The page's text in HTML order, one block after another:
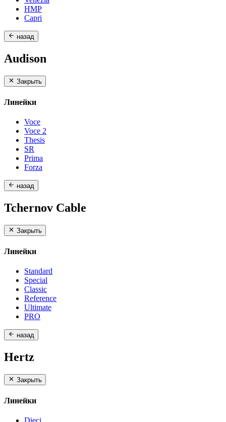
HMP
Capri
назад
Audison
Закрыть
Линейки
Voce
Voce 2
Thesis
SR
Prima
Forza
назад
Tchernov Cable
Закрыть
Линейки
Standard
Special
Classic
Reference
Ultimate
PRO
назад
Hertz
Закрыть
Линейки
Dieci